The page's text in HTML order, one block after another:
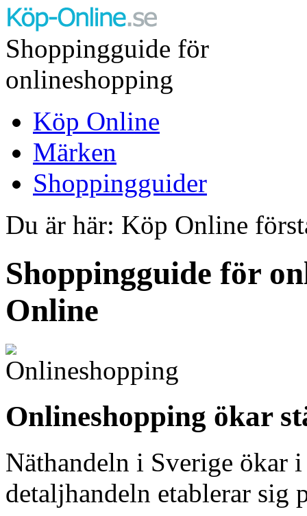
Shoppingguide för
onlineshopping
Köp Online
Märken
Shoppingguider
Du är här: Köp Online
Shoppingguide för
Online
Onlineshopping ökar
Näthandeln i Sverige ökar
detaljhandeln etablerar sig